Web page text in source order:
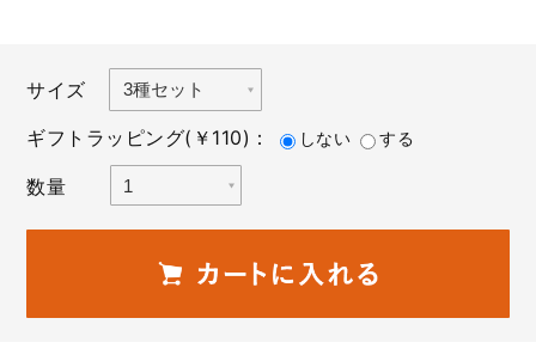
サイズ
ギフトラッピング(￥110)：
しない する
数量